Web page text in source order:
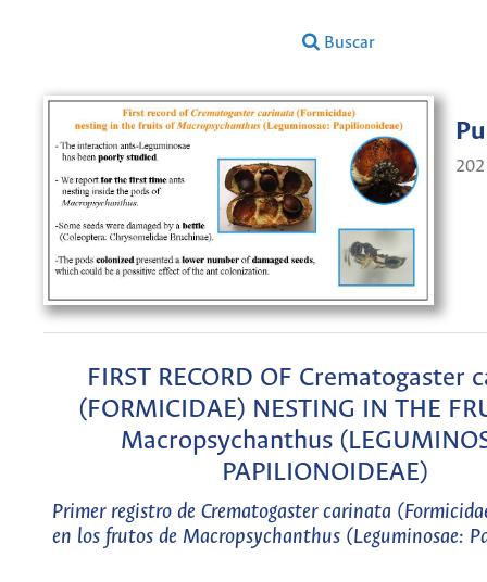
Buscar
FIRST RECORD OF Crematogaster
(FORMICIDAE) NESTING IN THE
Macropsychanthus
PAPILIONOIDEAE)
Primer registro de Crematogaster carinata
en los frutos de Macropsychanthus (Leguminosae: